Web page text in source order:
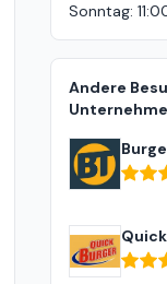
Sonntag:
Andere